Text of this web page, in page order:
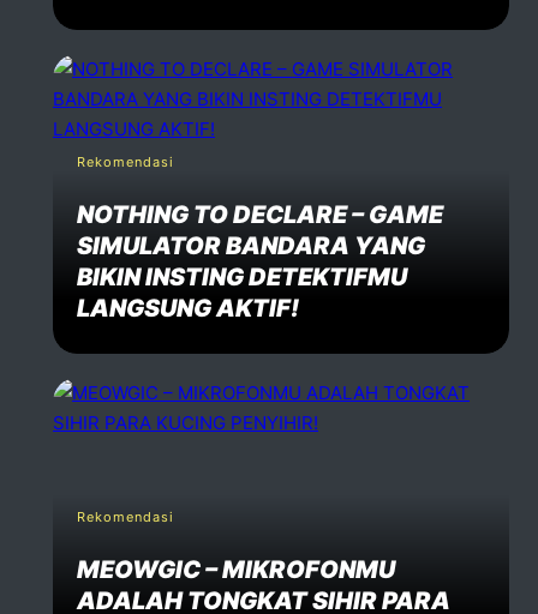
Rekomendasi
NOTHING TO DECLARE – GAME
SIMULATOR BANDARA YANG
BIKIN INSTING DETEKTIFMU
LANGSUNG AKTIF!
Rekomendasi
MEOWGIC – MIKROFONMU
ADALAH TONGKAT SIHIR PARA